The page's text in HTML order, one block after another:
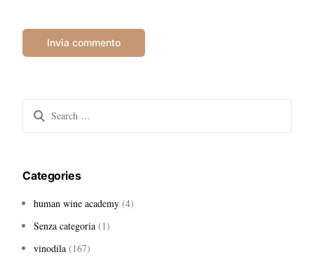
Search
Categories
human wine academy (4)
Senza categoria (1)
vinodila (167)